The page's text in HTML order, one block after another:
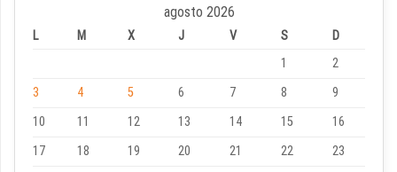
agosto 2026
L M X J V S
D
1
2
3
4 5 6 7 8
9
10
11 12 13 14 15
16
17
18 19 20 21 22
23